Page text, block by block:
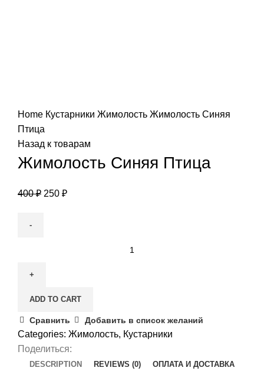
Home Кустарники Жимолость Жимолость Синяя
Птица
Назад к товарам
Жимолость Синяя Птица
400₽ 250 ₽
Птица
ADD TO CART
Сравнить Добавить в список желаний
Categories: Жимолость, Кустарники
Поделиться:
DESCRIPTION REVIEWS (0) ОПЛАТА И ДОСТАВКА